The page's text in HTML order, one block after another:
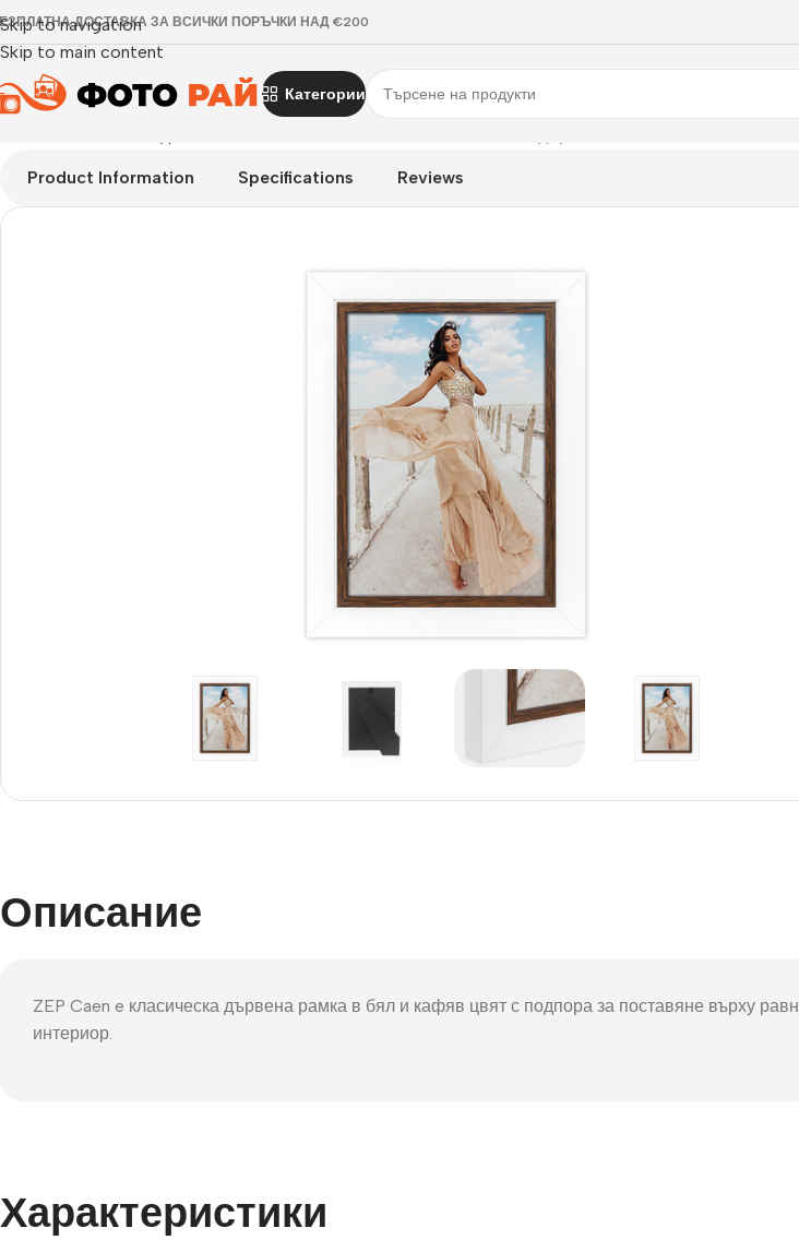
Skip to navigation
Skip to main content
ДОСТАВКА ЗА ВСИЧКИ ПОРЪЧКИ НАД €200
Категории
Постери
Стена
Подаръци
Фото пъзел 120
Product Information Specifications Reviews
Описание
ZEP Caen e класическа дървена рамка в бял и кафяв цвят с подпора за поставяне върху
интериор.
Характеристики